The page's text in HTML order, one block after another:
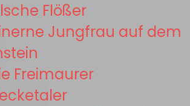
Flößer
Jungfrau auf dem
Freimaurer